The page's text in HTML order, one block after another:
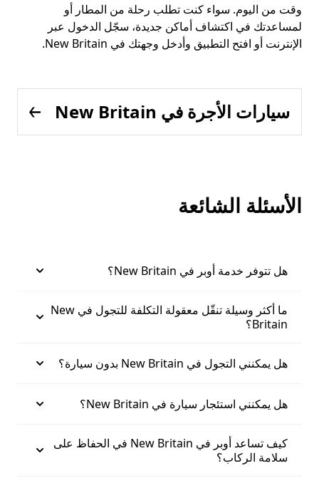
وقت من اليوم. سواء كنت تطلب رحلة من المطار أو
لمساعدتك في اكتشاف أماكن جديدة، سجّل الدخول عبر
الإنترنت أو افتح التطبيق وأدخل وجهتك في New Britain.
سيارات الأجرة في New Britain
الأسئلة الشائعة
هل تتوفر خدمة أوبر في New Britain؟
ما أكثر وسيلة تنقّل معقولة التكلفة للتجول في New
Britain؟
هل يمكنني التجول في New Britain بدون سيارة؟
هل يمكنني استئجار سيارة في New Britain؟
كيف تساعد أوبر في New Britain في الحفاظ على
سلامة الركاب؟